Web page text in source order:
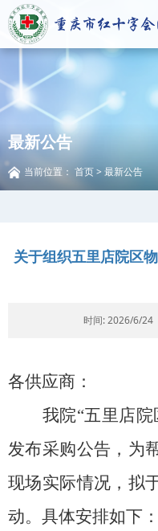
最新公告
当前位置： 首页>最新公告
关于组织五里店院区
时间: 2026/6/24
各供应商：
我院“五里店
发布采购公告 ，为
现场实际情况，拟
动。具体安排如下：